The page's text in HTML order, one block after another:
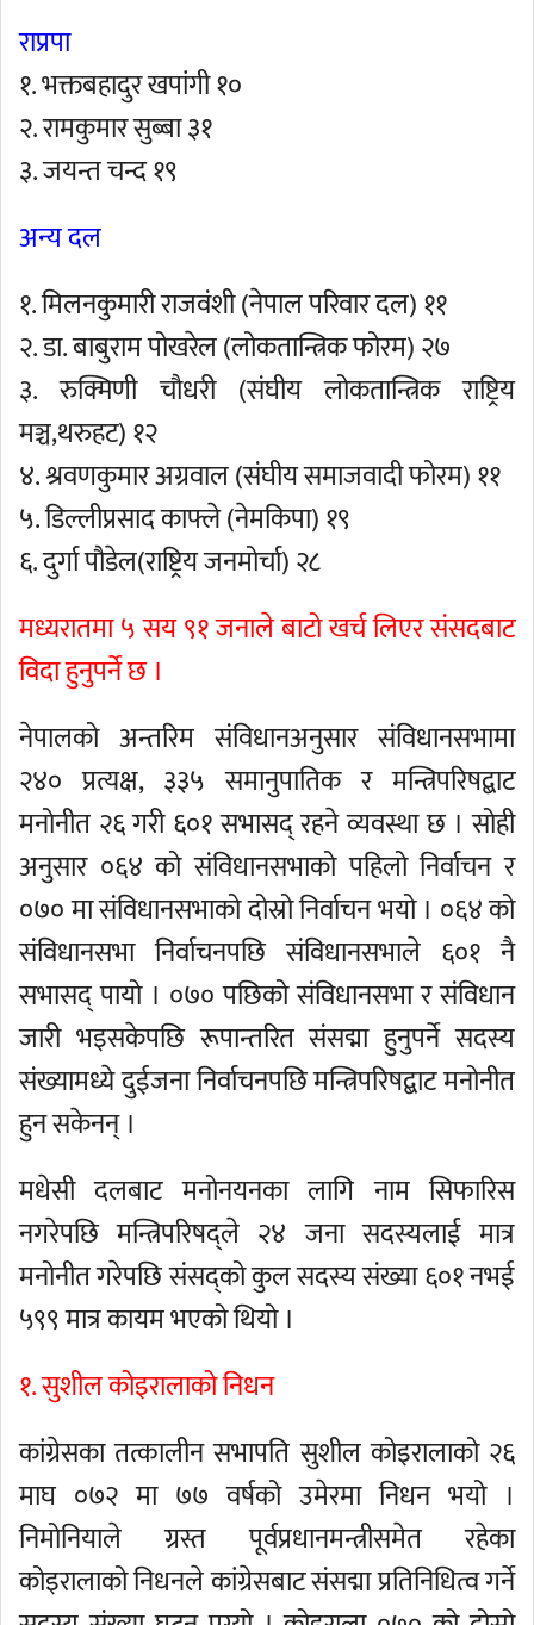
राप्रपा
१. भक्तबहादुर खपांगी १०
२. रामकुमार सुब्बा ३१
३. जयन्त चन्द १९
अन्य दल
१. मिलनकुमारी राजवंशी (नेपाल परिवार दल) ११
२. डा. बाबुराम पोखरेल (लोकतान्त्रिक फोरम) २७
३. रुक्मिणी चौधरी (संघीय लोकतान्त्रिक राष्ट्रिय
मञ्च,थरुहट) १२
४. श्रवणकुमार अग्रवाल (संघीय समाजवादी फोरम) ११
५. डिल्लीप्रसाद काफ्ले (नेमकिपा) १९
६. दुर्गा पौडेल(राष्ट्रिय जनमोर्चा) २८
मध्यरातमा ५ सय ९१ जनाले बाटो खर्च लिएर संसदबाट
विदा हुनुपर्ने छ ।
नेपालको अन्तरिम संविधानअनुसार संविधानसभामा
२४० प्रत्यक्ष, ३३५ समानुपातिक र मन्त्रिपरिषद्बाट
मनोनीत २६ गरी ६०१ सभासद् रहने व्यवस्था छ । सोही
अनुसार ०६४ को संविधानसभाको पहिलो निर्वाचन र
०७० मा संविधानसभाको दोस्रो निर्वाचन भयो । ०६४ को
संविधानसभा निर्वाचनपछि संविधानसभाले ६०१ नै
सभासद् पायो । ०७० पछिको संविधानसभा र संविधान
जारी भइसकेपछि रूपान्तरित संसद्मा हुनुपर्ने सदस्य
संख्यामध्ये दुईजना निर्वाचनपछि मन्त्रिपरिषद्बाट मनोनीत
हुन सकेनन् ।
मधेसी दलबाट मनोनयनका लागि नाम सिफारिस
नगरेपछि मन्त्रिपरिषद्ले २४ जना सदस्यलाई मात्र
मनोनीत गरेपछि संसद्को कुल सदस्य संख्या ६०१ नभई
५९९ मात्र कायम भएको थियो ।
१. सुशील कोइरालाको निधन
कांग्रेसका तत्कालीन सभापति सुशील कोइरालाको २६
माघ ०७२ मा ७७ वर्षको उमेरमा निधन भयो ।
निमोनियाले ग्रस्त पूर्वप्रधानमन्त्रीसमेत रहेका
कोइरालाको निधनले कांग्रेसबाट संसद्मा प्रतिनिधित्व गर्ने